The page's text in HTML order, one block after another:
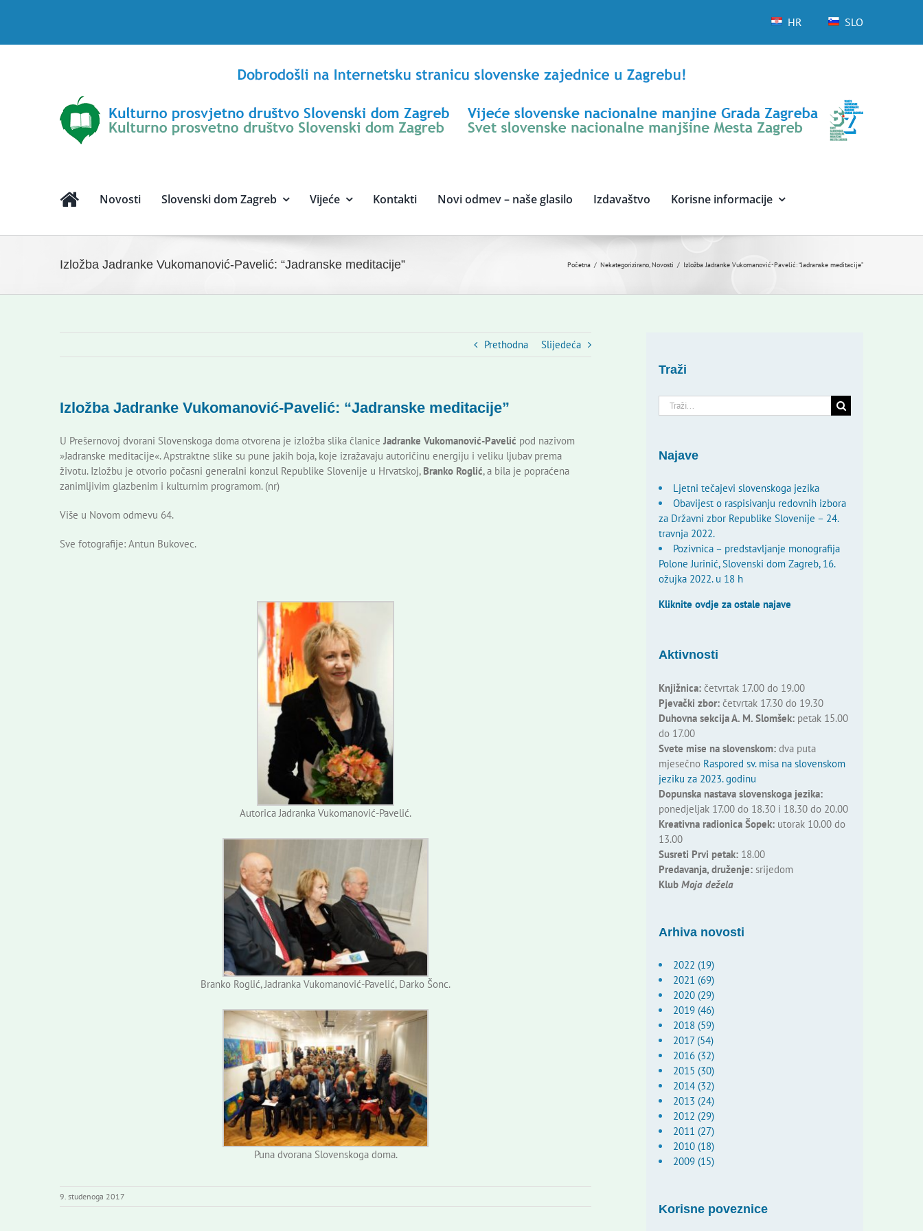
HR SLO
Novosti Slovenski dom Zagreb Vijeće Kontakti Novi odmev – naše glasilo Izdavaštvo Korisne informacije
Izložba Jadranke Vukomanović-Pavelić: “Jadranske meditacije” Početna Nekategorizirano Novosti Izložba Jadranke Vukomanović-Pavelić: “Jadranske meditacije”
Prethodna Slijedeća
Izložba Jadranke Vukomanović-Pavelić: “Jadranske meditacije”
U Prešernovoj dvorani Slovenskoga doma otvorena je izložba slika članiceJadranke Vukomanović-Pavelić pod nazivom
»Jadranske meditacije«. Apstraktne slike su pune jakih boja, koje izražavaju autoričinu energiju i veliku ljubav prema
životu. Izložbu je otvorio počasni generalni konzul Republike Slovenije u Hrvatskoj, Branko Roglić, a bila je popraćena
zanimljivim glazbenim i kulturnim programom. (nr)
Više u Novom odmevu 64.
Sve fotografije: Antun Bukovec.
Autorica Jadranka Vukomanović-Pavelić.
Branko Roglić, Jadranka Vukomanović-Pavelić, Darko Šonc.
Puna dvorana Slovenskoga doma.
9. studenoga 2017
Traži
Traži...
Najave
Ljetni tečajevi slovenskoga jezika
Obavijest o raspisivanju redovnih izbora
za Državni zbor Republike Slovenije – 24.
travnja 2022.
Pozivnica – predstavljanje monografija
Polone Jurinić, Slovenski dom Zagreb, 16.
ožujka 2022. u 18 h
Kliknite ovdje za ostale najave
Aktivnosti
Knjižnica:četvrtak 17.00 do 19.00
Pjevački zbor:četvrtak 17.30 do 19.30
Duhovna sekcija A. M. Slomšek:petak 15.00
do 17.00
Svete mise na slovenskom:dva puta
mjesečno Raspored sv. misa na slovenskom
jeziku za 2023. godinu
Dopunska nastava slovenskoga jezika:
ponedjeljak 17.00 do 18.30 i 18.30 do 20.00
Kreativna radionica Šopek:utorak 10.00 do
13.00
Susreti Prvi petak:18.00
Predavanja, druženje:srijedom
Klub Moja dežela
Arhiva novosti
2022 (19)
2021 (69)
2020 (29)
2019 (46)
2018 (59)
2017 (54)
2016 (32)
2015 (30)
2014 (32)
2013 (24)
2012 (29)
2011 (27)
2010 (18)
2009 (15)
Korisne poveznice